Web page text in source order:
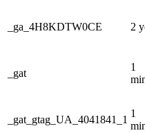
_ga_4H8KDTW0CE
2
_gat
1
_gat_gtag_UA_4041841_1
1